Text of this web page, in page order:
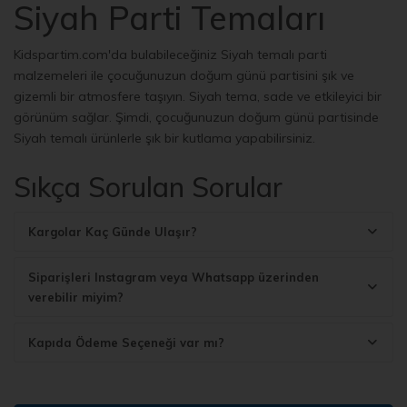
Siyah Parti Temaları
Kidspartim.com'da bulabileceğiniz Siyah temalı parti
malzemeleri ile çocuğunuzun doğum günü partisini şık ve
gizemli bir atmosfere taşıyın. Siyah tema, sade ve etkileyici bir
görünüm sağlar. Şimdi, çocuğunuzun doğum günü partisinde
Siyah temalı ürünlerle şık bir kutlama yapabilirsiniz.
uyumlu ürünlerle doludur. İşte size sunulan bazı harika ürünler:
temasıyla süslemek için şık siyah renkte tabaklar ve
yemek yiyebilir ve Siyah temalı bardaklardan
içeceklerinizi keyifle içebilirsiniz.
Siyah Masa Örtüsü ve Peçeteler: Masa düzeninizi
tamamlamak için siyah renkte bir masa örtüsü ve
Sıkça Sorulan Sorular
Kargolar Kaç Günde Ulaşır?
Siparişleri Instagram veya Whatsapp üzerinden
verebilir miyim?
Kapıda Ödeme Seçeneği var mı?